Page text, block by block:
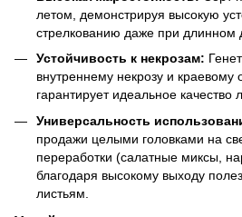
летом, демонстрируя высокую
стрелкованию даже при длинном
Устойчивость к некрозам:
внутреннему некрозу и краевому
гарантирует идеальное качество
Универсальность
продажи целыми головками на
переработки (салатные миксы,
благодаря высокому выходу
листьям.